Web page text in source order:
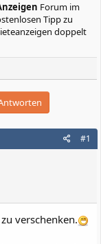
Forum im
Tipp zu
doppelt
#1
verschenken.